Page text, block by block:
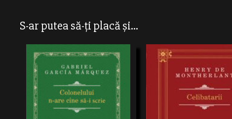
S-ar putea să-ți placă și...